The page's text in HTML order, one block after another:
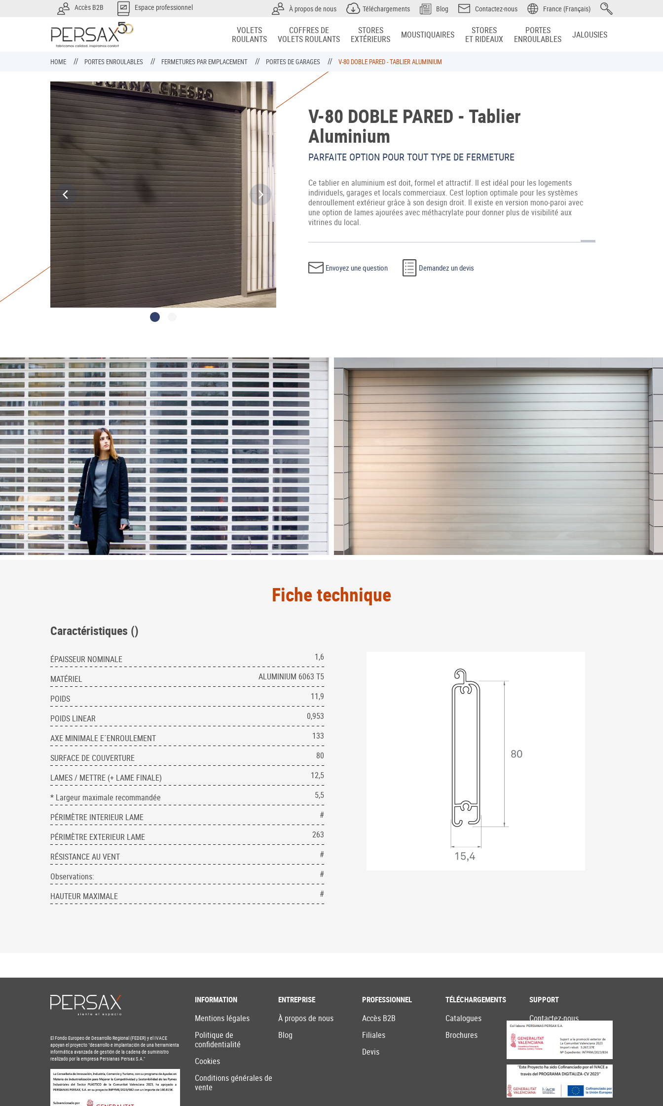
Accès B2B Espace professionnel À propos de nous Téléchargements Blog Contactez-nous France (Français)
VOLETS
ROULANTS
COFFRES DE
VOLETS ROULANTS
STORES
EXTÉRIEURS
MOUSTIQUAIRES
STORES
ET RIDEAUX
PORTES
ENROULABLES
JALOUSIES
HOME PORTES ENROULABLES FERMETURES PAR EMPLACEMENT PORTES DE GARAGES V-80 DOBLE PARED - TABLIER ALUMINIUM
V-80 DOBLE PARED - Tablier
Aluminium
PARFAITE OPTION POUR TOUT TYPE DE FERMETURE
Ce tablier en aluminium est doit, formel et attractif. Il est idéal pour les logements
individuels, garages et locals commerciaux. Cest loption optimale pour les systèmes
denroullement extérieur grâce à son design droit. Il existe en version mono-paroi avec
une option de lames ajourées avec méthacrylate pour donner plus de visibilité aux
vitrines du local.
Envoyez une question Demandez un devis
Fiche technique
Caractéristiques ()
ÉPAISSEUR NOMINALE 1,6
MATÉRIEL ALUMINIUM 6063 T5
POIDS 11,9
POIDS LINEAR 0,953
AXE MINIMALE E´ENROULEMENT 133
SURFACE DE COUVERTURE 80
LAMES / METTRE (+ LAME FINALE) 12,5
* Largeur maximale recommandée 5,5
PÉRIMÈTRE INTERIEUR LAME #
PÉRIMÈTRE EXTERIEUR LAME 263
RÉSISTANCE AU VENT #
Observations: #
HAUTEUR MAXIMALE #
El Fondo Europeo de Desarrollo Regional (FEDER) y el IVACE
apoyan el proyecto "desarrollo e implantación de una herramienta
informática avanzada de gestión de la cadena de suministro
realizado por la empresa Persianas Persax S.A."
INFORMATION
Mentions légales
Politique de
confidentialité
Cookies
Conditions générales de
vente
ENTREPRISE
À propos de nous
Blog
PROFESSIONNEL
Accès B2B
Filiales
Devis
TÉLÉCHARGEMENTS
Catalogues
Brochures
SUPPORT
Contactez-nous